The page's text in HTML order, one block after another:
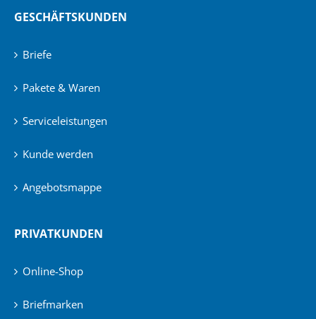
GESCHÄFTSKUNDEN
Briefe
Pakete & Waren
Serviceleistungen
Kunde werden
Angebotsmappe
PRIVATKUNDEN
Online-Shop
Briefmarken